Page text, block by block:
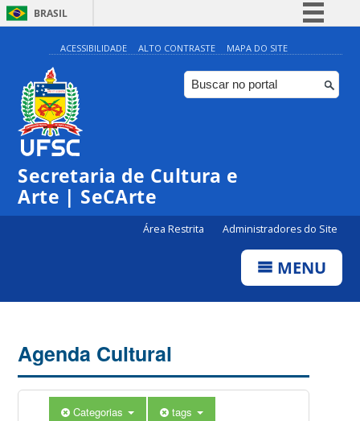
BRASIL
Simplifique!
Comunica BR
Participe
ACESSIBILIDADE ALTO CONTRASTE MAPA DO SITE
Secretaria de Cultura e
Arte | SeCArte
Área Restrita Administradores do Site
MENU
Agenda Cultural
Categorias tags
0:00
1:00
5:00